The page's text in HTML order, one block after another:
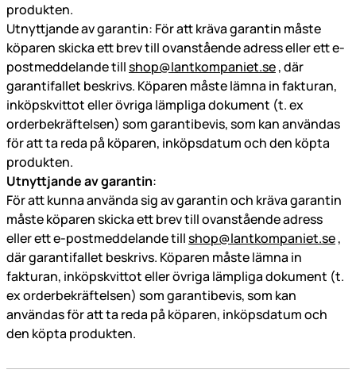
produkten.
Utnyttjande av garantin: För att kräva garantin måste
köparen skicka ett brev till ovanstående adress eller ett e-
postmeddelande tillshop@lantkompaniet.se, där
garantifallet beskrivs. Köparen måste lämna in fakturan,
inköpskvittot eller övriga lämpliga dokument (t. ex
orderbekräftelsen) som garantibevis, som kan användas
för att ta reda på köparen, inköpsdatum och den köpta
produkten.
Utnyttjande av garantin:
För att kunna använda sig av garantin och kräva garantin
måste köparen skicka ett brev till ovanstående adress
eller ett e-postmeddelande tillshop@lantkompaniet.se,
där garantifallet beskrivs. Köparen måste lämna in
fakturan, inköpskvittot eller övriga lämpliga dokument (t.
ex orderbekräftelsen) som garantibevis, som kan
användas för att ta reda på köparen, inköpsdatum och
den köpta produkten.